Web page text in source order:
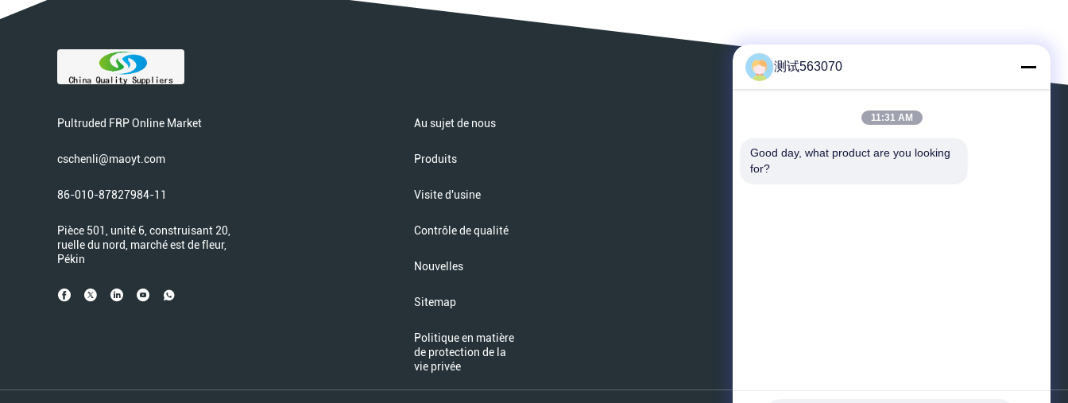
Pultruded FRP Online Market
cschenli@maoyt.com
86-010-87827984-11
Pièce 501, unité 6, construisant 20,
ruelle du nord, marché est de fleur,
Pékin
Au sujet de nous
Produits
Visite d'usine
Contrôle de qualité
Nouvelles
Sitemap
Politique en matière
de protection de la
vie privée
Laissez un message
测试563070
11:31 AM
Good day, what product are you looking
for?